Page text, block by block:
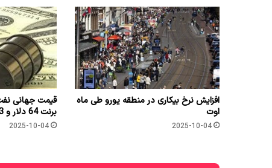
افزایش نرخ بیکاری در منطقه یورو طی ماه
اوت
2025-10-04
برنت 64 دلار و 53 سنت شد
2025-10-04